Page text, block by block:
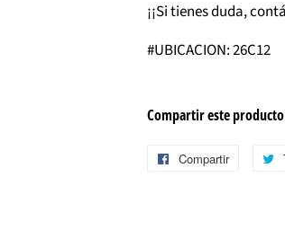
¡¡Si tienes duda,
#UBICACION: 26C12
Compartir este producto
Compartir